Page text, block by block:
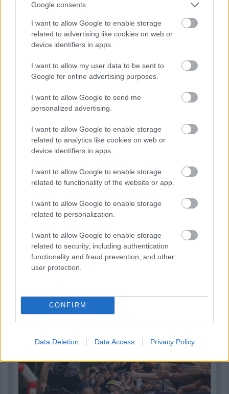
Google consents
I want to allow Google to enable storage
related to advertising like cookies on web or
device identifiers in apps.
I want to allow my user data to be sent to
Google for online advertising purposes.
I want to allow Google to send me
personalized advertising.
I want to allow Google to enable storage
related to analytics like cookies on web or
device identifiers in apps.
I want to allow Google to enable storage
related to functionality of the website or app.
I want to allow Google to enable storage
related to personalization.
I want to allow Google to enable storage
related to security, including authentication
functionality and fraud prevention, and other
user protection.
CONFIRM
Data Deletion Data Access Privacy Policy
1 napja
Óriási bevétel-visszaesést könyvelhetett el az F1 a
második negyedévben